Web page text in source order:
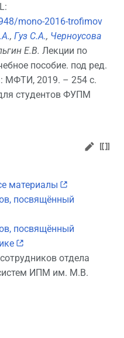
mono-2016-trofimov
, Гуз С.А., Черноусова
Е.В. Лекции по
пособие. под ред.
МФТИ, 2019. – 254 с.
студентов ФУПМ
материалы
посвящённый
посвящённый
отдела
ИПМ им. М.В.